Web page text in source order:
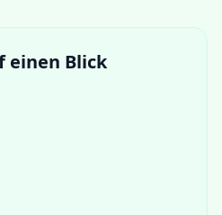
einen Blick